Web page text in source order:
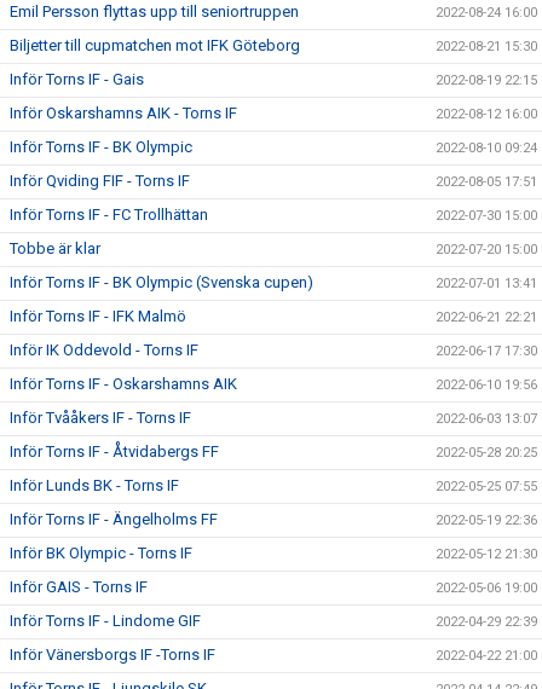
Emil Persson flyttas upp till seniortruppen 2022-08-24 16:00
Biljetter till cupmatchen mot IFK Göteborg 2022-08-21 15:30
Inför Torns IF - Gais 2022-08-19 22:15
Inför Oskarshamns AIK - Torns IF 2022-08-12 16:00
Inför Torns IF - BK Olympic 2022-08-10 09:24
Inför Qviding FIF - Torns IF 2022-08-05 17:51
Inför Torns IF - FC Trollhättan 2022-07-30 15:00
Tobbe är klar 2022-07-20 15:00
Inför Torns IF - BK Olympic (Svenska cupen) 2022-07-01 13:41
Inför Torns IF - IFK Malmö 2022-06-21 22:21
Inför IK Oddevold - Torns IF 2022-06-17 17:30
Inför Torns IF - Oskarshamns AIK 2022-06-10 19:56
Inför Tvååkers IF - Torns IF 2022-06-03 13:07
Inför Torns IF - Åtvidabergs FF 2022-05-28 20:25
Inför Lunds BK - Torns IF 2022-05-25 07:55
Inför Torns IF - Ängelholms FF 2022-05-19 22:36
Inför BK Olympic - Torns IF 2022-05-12 21:30
Inför GAIS - Torns IF 2022-05-06 19:00
Inför Torns IF - Lindome GIF 2022-04-29 22:39
Inför Vänersborgs IF -Torns IF 2022-04-22 21:00